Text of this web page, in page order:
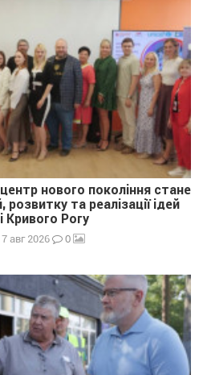
нового покоління стане
та реалізації ідей
Кривого Рогу
авг 2026 0